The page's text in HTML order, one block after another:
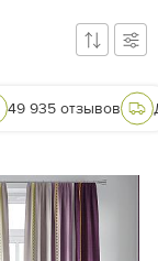
49 935 отзывов